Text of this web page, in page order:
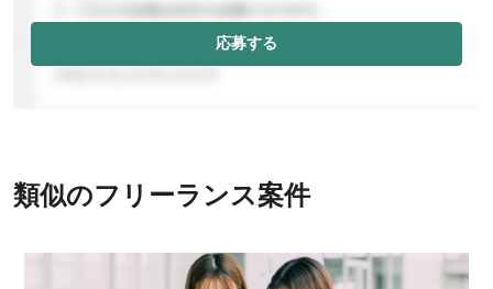
応募する
類似のフリーランス案件